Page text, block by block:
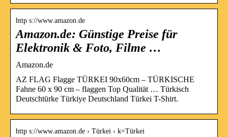
http s://www.amazon.de
Amazon.de: Günstige Preise für
Elektronik & Foto, Filme …
Amazon.de
AZ FLAG Flagge TÜRKEI 90x60cm – TÜRKISCHE
Fahne 60 x 90 cm – flaggen Top Qualität … Türkisch
Deutschtürke Türkiye Deutschland Türkei T-Shirt.
http s://www.amazon.de › Türkei › k=Türkei